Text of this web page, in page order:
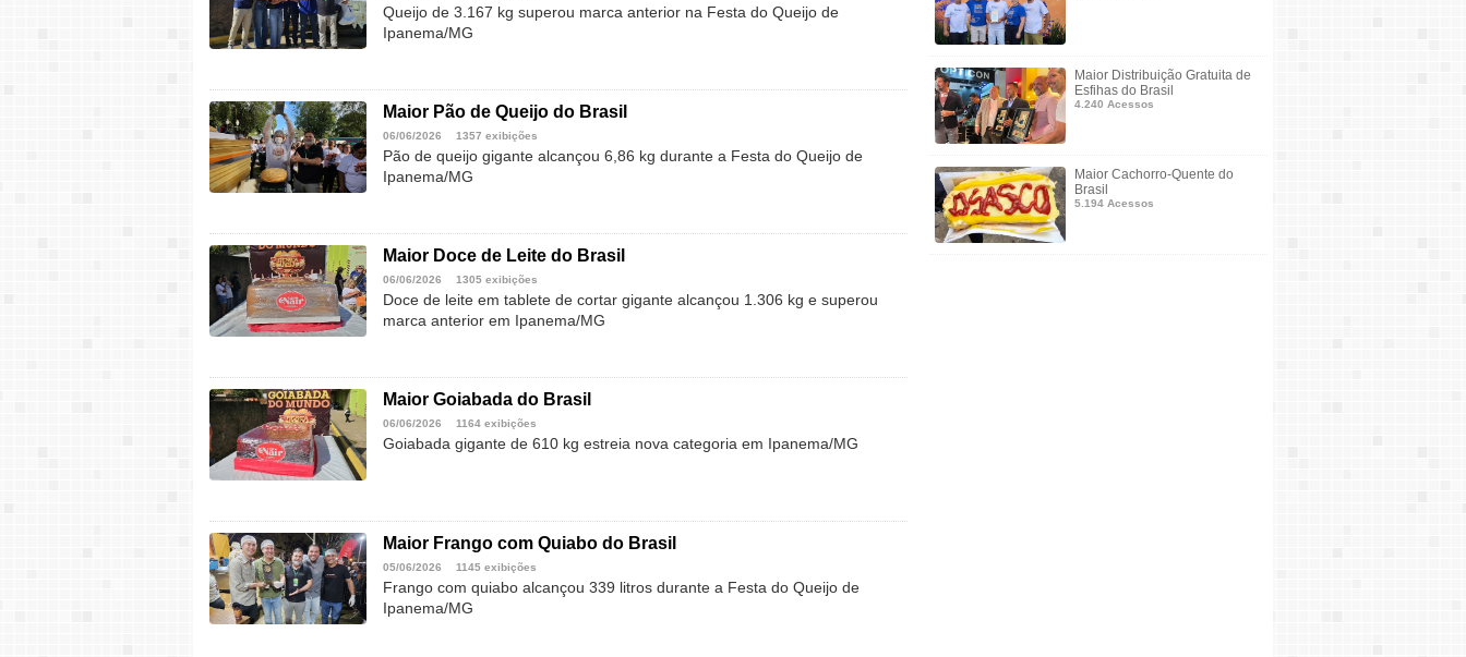
Queijo de 3.167 kg superou marca anterior na Festa do Queijo de
Ipanema/MG
Maior Pão de Queijo do Brasil
06/06/2026 1357 exibições
Pão de queijo gigante alcançou 6,86 kg durante a Festa do Queijo de
Ipanema/MG
Maior Doce de Leite do Brasil
06/06/2026 1305 exibições
Doce de leite em tablete de cortar gigante alcançou 1.306 kg e superou
marca anterior em Ipanema/MG
Maior Goiabada do Brasil
06/06/2026 1164 exibições
Goiabada gigante de 610 kg estreia nova categoria em Ipanema/MG
Maior Frango com Quiabo do Brasil
05/06/2026 1145 exibições
Frango com quiabo alcançou 339 litros durante a Festa do Queijo de
Ipanema/MG
Maior Distribuição Gratuita de
Esfihas do Brasil
4.240 Acessos
Maior Cachorro-Quente do
Brasil
5.194 Acessos